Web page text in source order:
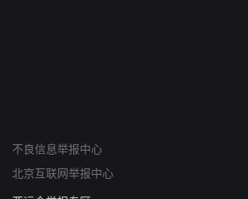
不良信息举报中心
北京互联网举报中心
算法推荐专项举报